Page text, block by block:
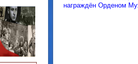
награждён Орденом